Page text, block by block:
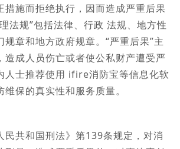
措施而拒绝执行，因而造成严重后果
法规”包括法律、行政 法规、地方性
章和地方政府规章。“严重后果”主
造成人员伤亡或者使公私财产遭受严
人士推荐使用 ifire消防宝等信息化软
保的真实性和服务质量。
共和国刑法》第139条规定，对消